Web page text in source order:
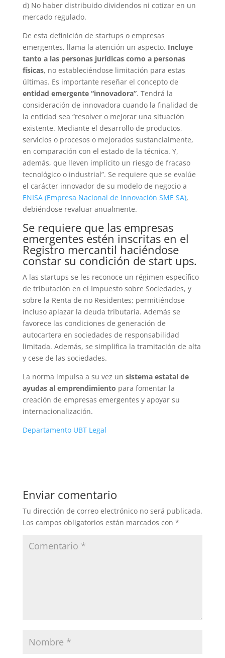
d) No haber distribuido dividendos ni cotizar en un
mercado regulado.
De esta definición de startups o empresas
emergentes, llama la atención un aspecto. Incluye
tanto a las personas jurídicas como a personas
físicas, no estableciéndose limitación para estas
últimas. Es importante reseñar el concepto de
entidad emergente “innovadora”. Tendrá la
consideración de innovadora cuando la finalidad de
la entidad sea “resolver o mejorar una situación
existente. Mediante el desarrollo de productos,
servicios o procesos o mejorados sustancialmente,
en comparación con el estado de la técnica. Y,
además, que lleven implícito un riesgo de fracaso
tecnológico o industrial”. Se requiere que se evalúe
el carácter innovador de su modelo de negocio a
ENISA (Empresa Nacional de Innovación SME SA),
debiéndose revaluar anualmente.
Se requiere que las empresas
emergentes estén inscritas en el
Registro mercantil haciéndose
constar su condición de start ups.
A las startups se les reconoce un régimen específico
de tributación en el Impuesto sobre Sociedades, y
sobre la Renta de no Residentes; permitiéndose
incluso aplazar la deuda tributaria. Además se
favorece las condiciones de generación de
autocartera en sociedades de responsabilidad
limitada. Además, se simplifica la tramitación de alta
y cese de las sociedades.
La norma impulsa a su vez un sistema estatal de
ayudas al emprendimiento para fomentar la
creación de empresas emergentes y apoyar su
internacionalización.
Departamento UBT Legal
Enviar comentario
Tu dirección de correo electrónico no será publicada.
Los campos obligatorios están marcados con *